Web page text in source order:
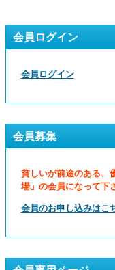
会員ログイン
会員ログイン
会員募集
貧しいが前途のある、
場」の会員になって下
会員のお申し込みはこ